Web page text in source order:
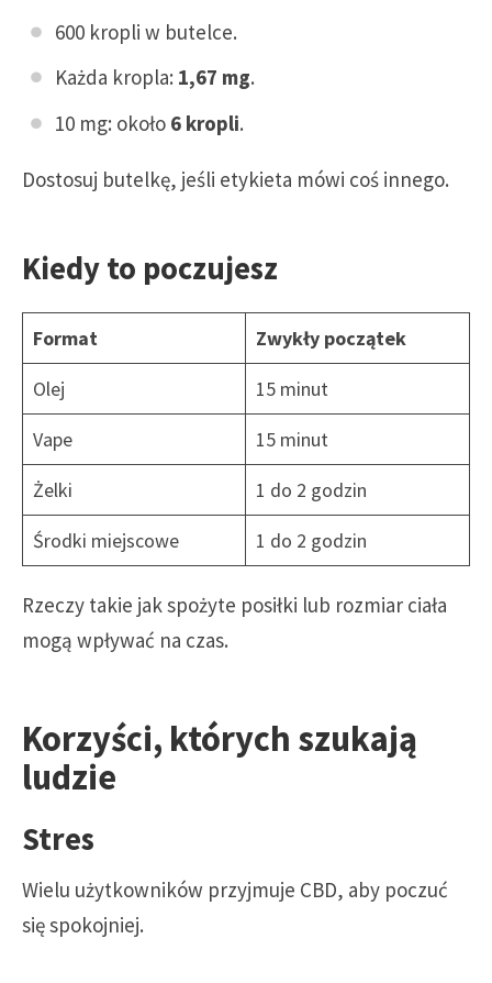
600 kropli w butelce.
Każda kropla: 1,67 mg.
10 mg: około 6 kropli.
Dostosuj butelkę, jeśli etykieta mówi coś innego.
Kiedy to poczujesz
Format
Zwykły początek
Olej
15 minut
Vape
15 minut
Żelki
1 do 2 godzin
Środki miejscowe
1 do 2 godzin
Rzeczy takie jak spożyte posiłki lub rozmiar ciała
mogą wpływać na czas.
Korzyści, których szukają
ludzie
Stres
Wielu użytkowników przyjmuje CBD, aby poczuć
się spokojniej.